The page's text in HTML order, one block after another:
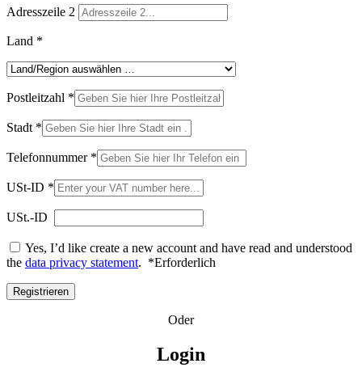
Adresszeile 2
Land *
Postleitzahl *
Stadt *
Telefonnummer *
USt-ID *
USt.-ID
Yes, I’d like create a new account and have read and understood
the data privacy statement. *Erforderlich
Registrieren
Oder
Login